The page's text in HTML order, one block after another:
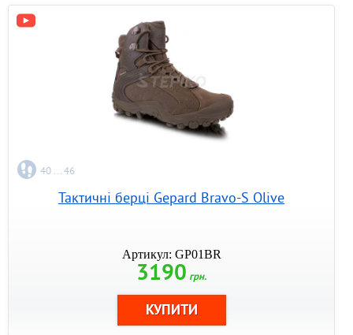
40 ... 46
Тактичні берці Gepard Bravo-S Olive
Артикул: GP01BR
3190 грн.